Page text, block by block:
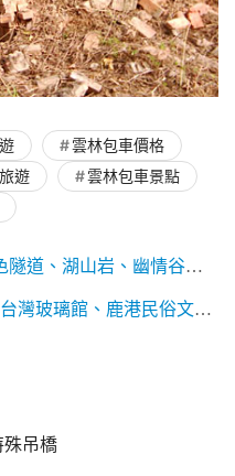
雲林包車價格
遊
雲林包車景點
道、湖山岩、幽情谷步道
玻璃館、鹿港民俗文物館
吊橋